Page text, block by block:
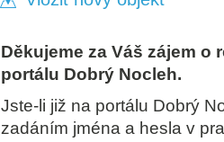
Děkujeme za Váš zájem
portálu Dobrý Nocleh.
Jste-li již na portálu Dobrý
zadáním jména a hesla v